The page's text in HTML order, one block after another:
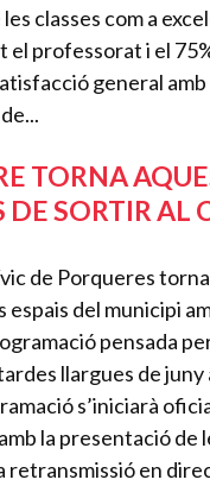
classes com a
el professorat i el
general
TORNA
SORTIR AL
de Porqueres
del municipi
pensada
llargues de
s’iniciarà
la presentació de
retransmissió en